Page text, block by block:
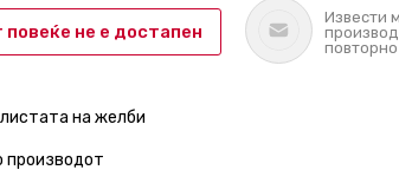
не е достапен
Извести
листата на желби
производот